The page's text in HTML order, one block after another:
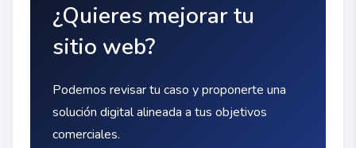
¿Quieres mejorar tu
sitio web?
Podemos revisar tu caso y proponerte una
solución digital alineada a tus objetivos
comerciales.